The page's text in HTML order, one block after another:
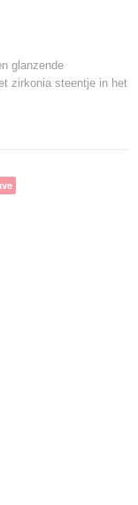
glanzende
zirkonia steentje in het